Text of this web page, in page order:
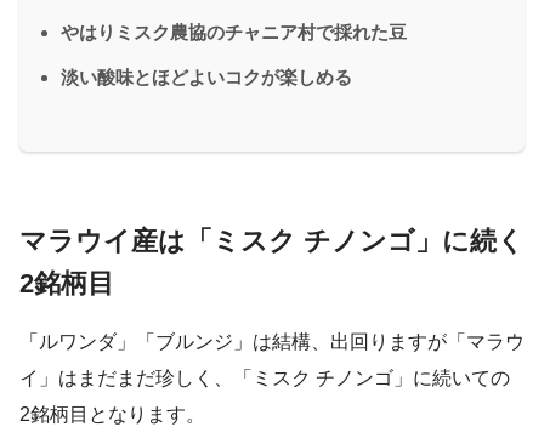
やはりミスク農協のチャニア村で採れた豆
淡い酸味とほどよいコクが楽しめる
マラウイ産は「ミスク チノンゴ」に続く
2銘柄目
「ルワンダ」「ブルンジ」は結構、出回りますが「マラウ
イ」はまだまだ珍しく、「ミスク チノンゴ」に続いての
2銘柄目となります。